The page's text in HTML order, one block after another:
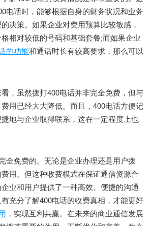
电话时，能够根据自身的财务状况和业务
决策。如果企业对费用预算比较敏感，
相对较低的号码和基础套餐;而如果企业
的功能和通话时长有较高要求，那么可以
虽然拨打400电话并非完全免费，但与
用已经大大降低。而且，400电话方便记
地与企业取得联系，这在一定程度上也
免费的。无论是企业办理还是用户拨
用。但这种收费模式在保证通信资源合
业和用户提供了一种高效、便捷的沟通
充分了解400电话的收费真相，才能更好
，实现互利共赢。在未来的商业通信发展